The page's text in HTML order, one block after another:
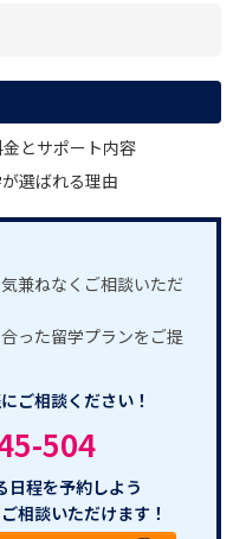
とサポート内容
選ばれる理由
兼ねなくご相談いただ
った留学プランをご提
ご相談ください！
504
程を予約しよう
相談いただけます！